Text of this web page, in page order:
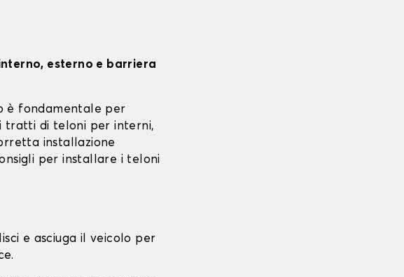
esterno e barriera
è fondamentale per
tratti di teloni per interni,
installazione
per installare i teloni
e asciuga il veicolo per